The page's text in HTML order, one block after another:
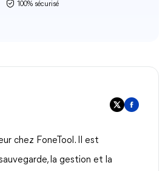
100% sécurisé
chez FoneTool. Il est
la gestion et la